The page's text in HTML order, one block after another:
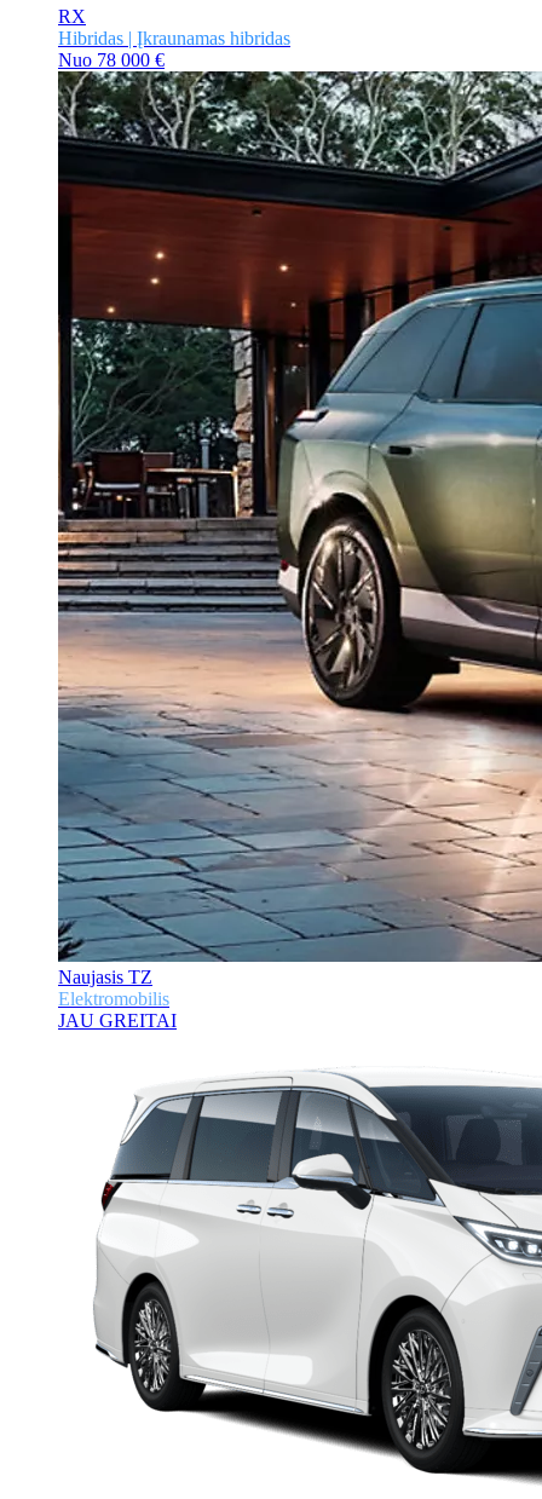
RX
Hibridas | Įkraunamas hibridas
Nuo 78 000 €
Naujasis TZ
Elektromobilis
JAU GREITAI